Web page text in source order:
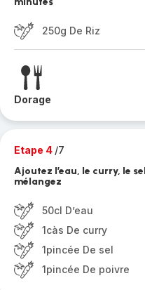
250g De Riz
Dorage
Etape 4 /7
Ajoutez l’eau, le curry, le
mélangez
50cl D’eau
1càs De curry
1pincée De sel
1pincée De poivre